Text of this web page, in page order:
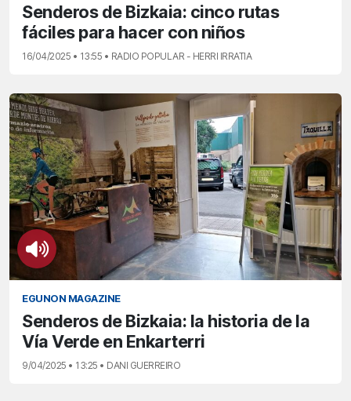
Senderos de Bizkaia: cinco rutas
fáciles para hacer con niños
16/04/2025 • 13:55 • RADIO POPULAR - HERRI IRRATIA
EGUNON MAGAZINE
Senderos de Bizkaia: la historia de la
Vía Verde en Enkarterri
9/04/2025 • 13:25 • DANI GUERREIRO